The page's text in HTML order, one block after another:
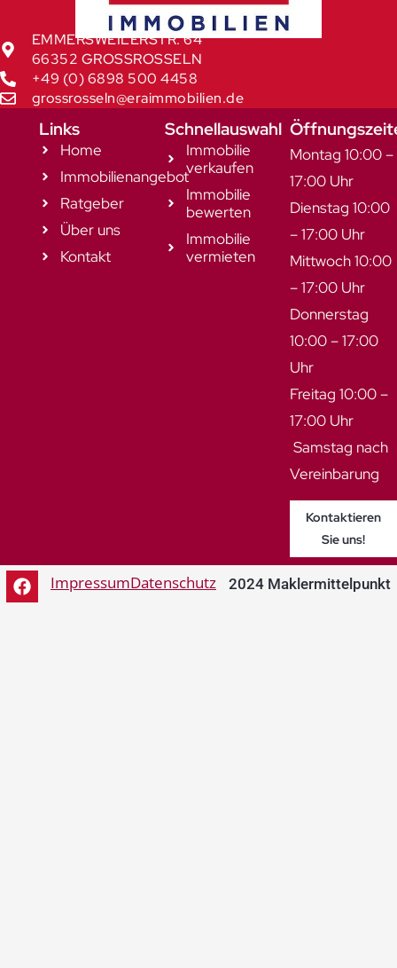
EMMERSWEILERSTR. 64
66352 GROSSROSSELN
+49 (0) 6898 500 4458
grossrosseln@eraimmobilien.de
Links
Home
Immobilienangebot
Ratgeber
Über uns
Kontakt
Schnellauswahl
Immobilie
verkaufen
Immobilie
bewerten
Immobilie
vermieten
Montag 10:00 –
17:00 Uhr
Dienstag 10:00
– 17:00 Uhr
Mittwoch 10:00
– 17:00 Uhr
Donnerstag
10:00 – 17:00
Uhr
Freitag 10:00 –
17:00 Uhr
Samstag nach
Vereinbarung
Kontaktieren
Sie uns!
ImpressumDatenschutz 2024 Maklermittelpunkt